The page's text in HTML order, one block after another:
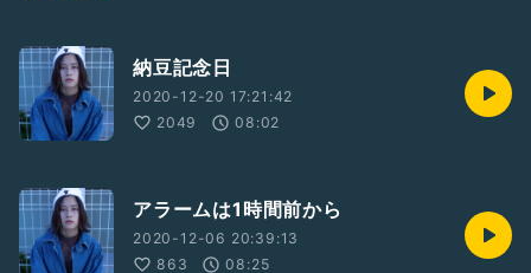
納豆記念日
2020-12-20 17:21:42
2049
08:02
アラームは1時間前から
2020-12-06 20:39:13
863
08:25